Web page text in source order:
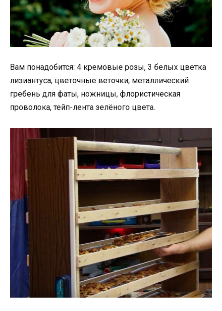
Вам понадобится: 4 кремовые розы, 3 белых цветка
лизиантуса, цветочные веточки, металлический
гребень для фаты, ножницы, флористическая
проволока, тейп-лента зелёного цвета.